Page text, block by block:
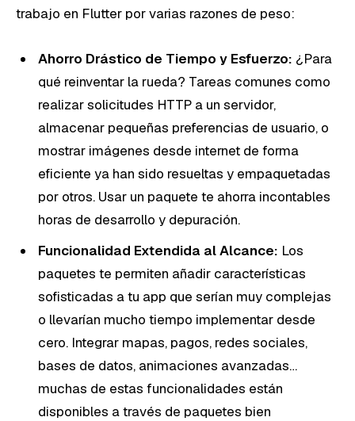
trabajo en Flutter por varias razones de peso:
Ahorro Drástico de Tiempo y Esfuerzo: ¿Para
qué reinventar la rueda? Tareas comunes como
realizar solicitudes HTTP a un servidor,
almacenar pequeñas preferencias de usuario, o
mostrar imágenes desde internet de forma
eficiente ya han sido resueltas y empaquetadas
por otros. Usar un paquete te ahorra incontables
horas de desarrollo y depuración.
Funcionalidad Extendida al Alcance: Los
paquetes te permiten añadir características
sofisticadas a tu app que serían muy complejas
o llevarían mucho tiempo implementar desde
cero. Integrar mapas, pagos, redes sociales,
bases de datos, animaciones avanzadas…
muchas de estas funcionalidades están
disponibles a través de paquetes bien